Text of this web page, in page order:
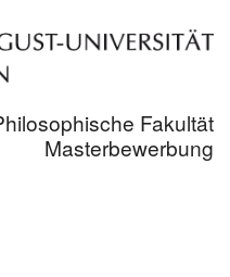
Fakultät
Masterbewerbung